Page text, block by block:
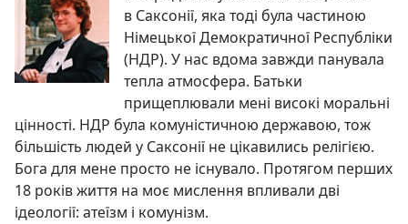
в Саксонії, яка тоді була частиною
Німецької Демократичної Республіки
(НДР). У нас вдома завжди панувала
тепла атмосфера. Батьки
прищеплювали мені високі моральні
цінності. НДР була комуністичною державою, тож
більшість людей у Саксонії не цікавились релігією.
Бога для мене просто не існувало. Протягом перших
18 років життя на моє мислення впливали дві
ідеології: атеїзм і комунізм.